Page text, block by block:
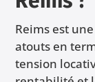
Reims est
atouts en
tension